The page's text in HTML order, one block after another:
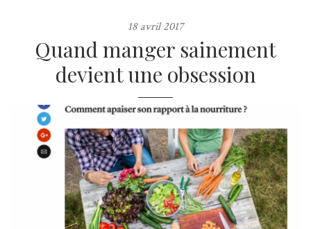
18 avril 2017
Quand manger sainement
devient une obsession